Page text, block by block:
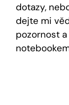
dotazy,
dejte mi
pozornost